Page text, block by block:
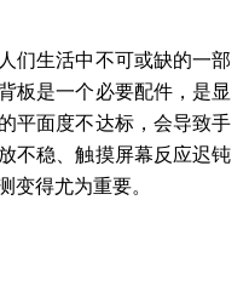
们生活中不可或缺的一部
板是一个必要配件，是显
平面度不达标，会导致手
不稳、触摸屏幕反应迟钝
变得尤为重要。